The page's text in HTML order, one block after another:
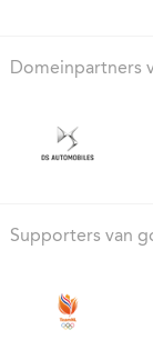
Domeinpartners
Supporters van